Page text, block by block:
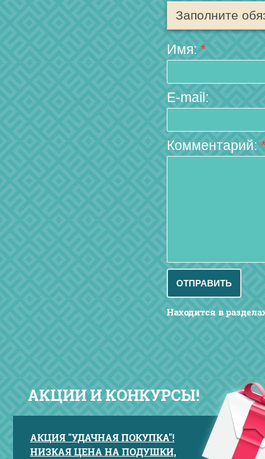
Заполните
Имя:*
E-mail:
Комментарий:
Находится в
АКЦИИ И КОНКУРСЫ!
АКЦИЯ "УДАЧНАЯ ПОКУПКА"!
НИЗКАЯ ЦЕНА НА ПОДУШКИ,